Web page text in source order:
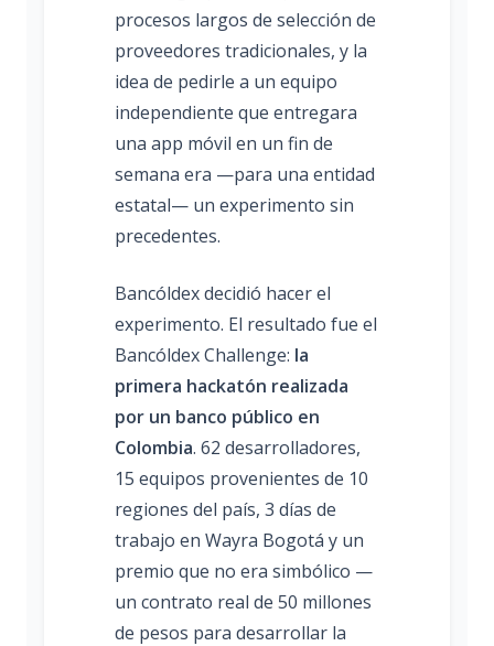
procesos largos de selección de
proveedores tradicionales, y la
idea de pedirle a un equipo
independiente que entregara
una app móvil en un fin de
semana era —para una entidad
estatal— un experimento sin
precedentes.
Bancóldex decidió hacer el
experimento. El resultado fue el
Bancóldex Challenge: la
primera hackatón realizada
por un banco público en
Colombia. 62 desarrolladores,
15 equipos provenientes de 10
regiones del país, 3 días de
trabajo en Wayra Bogotá y un
premio que no era simbólico —
un contrato real de 50 millones
de pesos para desarrollar la